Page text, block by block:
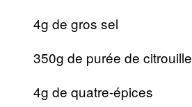
4g de gros sel
350g de purée de citrouille
4g de quatre-épices